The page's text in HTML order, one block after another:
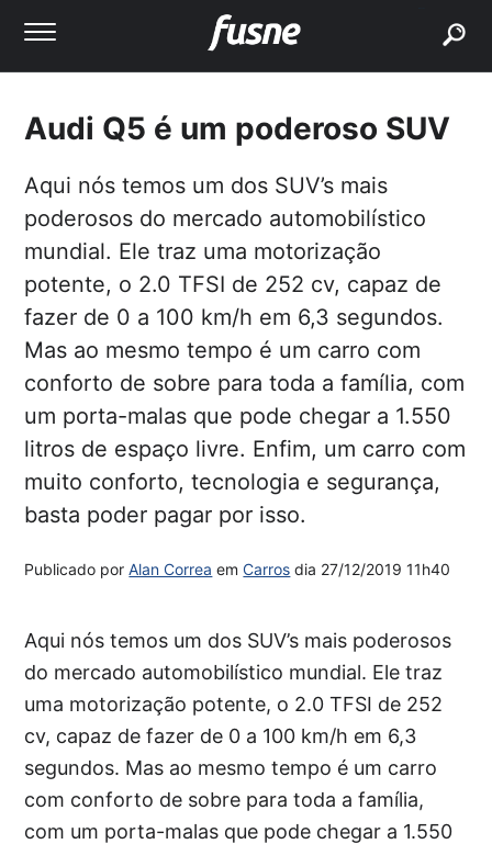
Audi Q5 é um poderoso SUV
Aqui nós temos um dos SUV’s mais
poderosos do mercado automobilístico
mundial. Ele traz uma motorização
potente, o 2.0 TFSI de 252 cv, capaz de
fazer de 0 a 100 km/h em 6,3 segundos.
Mas ao mesmo tempo é um carro com
conforto de sobre para toda a família, com
um porta-malas que pode chegar a 1.550
litros de espaço livre. Enfim, um carro com
muito conforto, tecnologia e segurança,
basta poder pagar por isso.
Publicado porAlan Correa emCarros dia 27/12/2019 11h40
Aqui nós temos um dos SUV’s mais poderosos
do mercado automobilístico mundial. Ele traz
uma motorização potente, o 2.0 TFSI de 252
cv, capaz de fazer de 0 a 100 km/h em 6,3
segundos. Mas ao mesmo tempo é um carro
com conforto de sobre para toda a família,
com um porta-malas que pode chegar a 1.550